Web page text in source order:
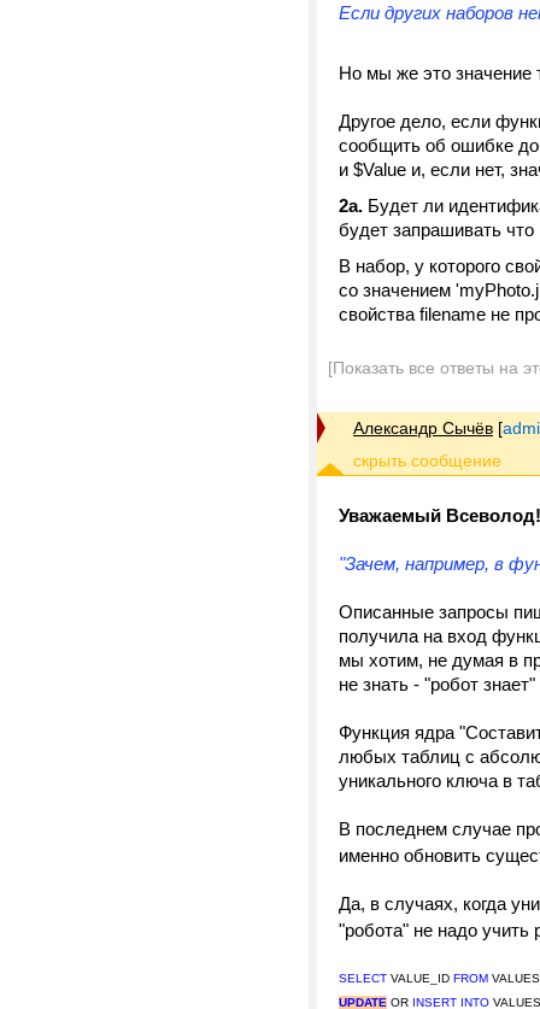
Если других наборов
Но мы же это значение
Другое дело, если
сообщить об ошибке
и $Value и, если нет,
2а. Будет ли
будет запрашивать что
В набор, у которого
со значением
свойства filename не
[Показать все ответы на
Александр Сычёв [
Уважаемый Всеволод!
"Зачем, например, в
Описанные запросы
получила на вход
мы хотим, не думая в
не знать - "робот
Функция ядра
любых таблиц с
уникального ключа в
В последнем случае
именно обновить
Да, в случаях, когда
"робота" не надо учить
SELECT VALUE_ID FROM
UPDATE OR INSERT INTO